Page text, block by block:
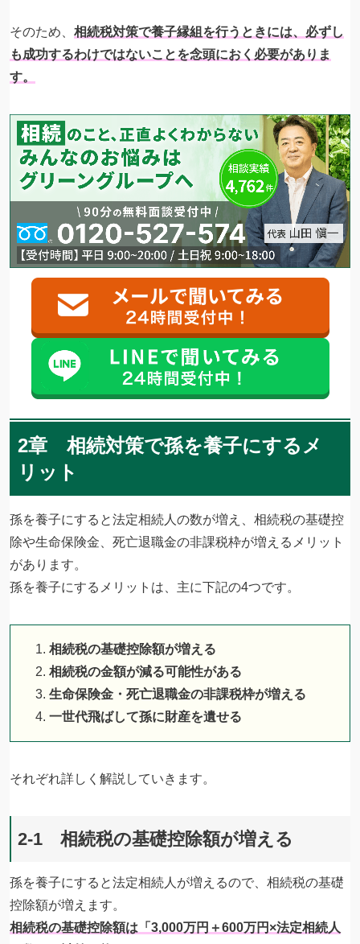
そのため、 相続税対策で養子縁組を行うときには、必ずし
も成功するわけではないことを念頭におく必要がありま
す。
2章 相続対策で孫を養子にするメ
リット
孫を養子にすると法定相続人の数が増え、相続税の基礎控
除や生命保険金、死亡退職金の非課税枠が増えるメリット
があります。
孫を養子にするメリットは、主に下記の4つです。
相続税の基礎控除額が増える
相続税の金額が減る可能性がある
生命保険金・死亡退職金の非課税枠が増える
一世代飛ばして孫に財産を遺せる
それぞれ詳しく解説していきます。
2-1 相続税の基礎控除額が増える
孫を養子にすると法定相続人が増えるので、相続税の基礎
控除額が増えます。
相続税の基礎控除額は「3,000万円＋600万円×法定相続人